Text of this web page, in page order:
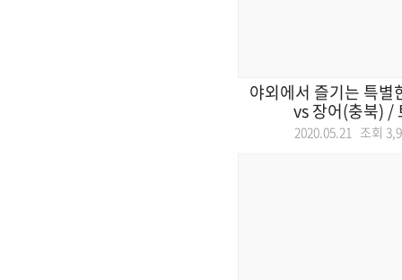
야외에서 즐기는 특별
vs 장어(충북) /
2020.05.21 조회